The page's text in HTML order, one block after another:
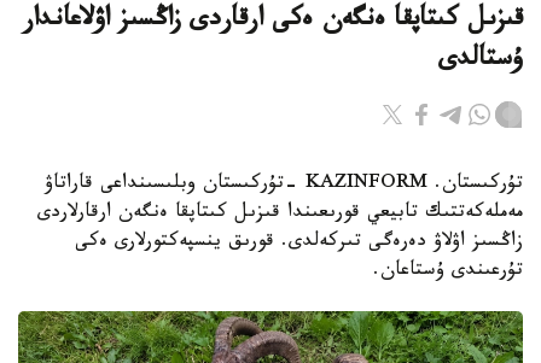
قىزىل كىتاپقا ەنگەن ەكى ارقاردى زاڭسىز اۋلاعاندار
ۇستالدى
تۇركىستان. KAZINFORM -تۇركىستان وبلىسىنداعى قاراتاۋ
مەملەكەتتىك تابيعي قورىعىندا قىزىل كىتاپقا ەنگەن ارقارلاردى
زاڭسىز اۋلاۋ دەرەگى تىركەلدى. قورىق ينسپەكتورلارى ەكى
تۇرعىندى ۇستاعان.